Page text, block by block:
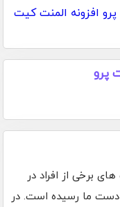
افزونه المنت کیت
پرو
برخی از افراد در
دست ما رسیده است. در